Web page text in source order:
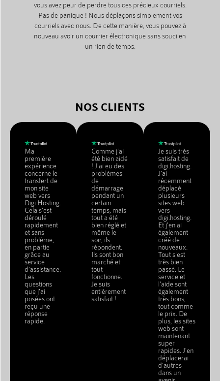
vous avez peur de perdre tous ces précieux courriels.
Pas de panique ! Nous déplaçons simplement vos
courriels avec nous. De cette manière, vous pouvez à
nouveau avoir un courrier électronique sans souci en
un rien de temps.
NOS CLIENTS
Ma
première
expérience
concerne le
transfert de
mon site
web vers
Digi Hosting.
Cela s'est
déroulé
rapidement
et sans
problème,
en partie
grâce au
service
d'assistance.
Les
questions
que j'ai
posées ont
reçu une
réponse
rapide.
Comme j'ai
été bien aidé
! J'ai eu des
problèmes
de
démarrage
pendant un
certain
temps, mais
tout a été
bien réglé et
même le
soir, ils
répondent.
Ils sont bon
marché et
tout
fonctionne.
Je suis
entièrement
satisfait !
Je suis très
satisfait de
digi.hosting.
J'ai
récemment
déplacé
plusieurs
sites web
vers
digi.hosting.
Et j'en ai
également
créé de
nouveaux.
Tout s'est
très bien
passé. Le
service et
l'aide sont
également
très bons,
tout comme
le prix. De
plus, les sites
web sont
maintenant
super
rapides. J'en
déplacerai
d'autres
dans un